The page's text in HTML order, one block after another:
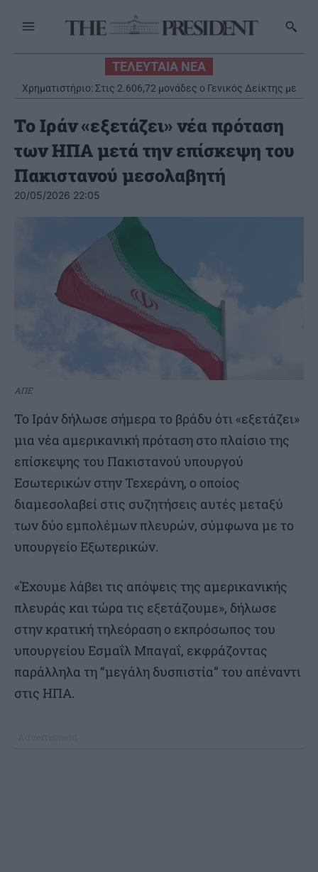
ΤΕΛΕΥΤΑΙΑ ΝΕΑ
Χρηματιστήριο: Στις 2.606,72 μονάδες ο Γενικός Δείκτης με
οριακή πτώση 0,07%
Το Ιράν «εξετάζει» νέα πρόταση
των ΗΠΑ μετά την επίσκεψη του
Πακιστανού μεσολαβητή
20/05/2026 22:05
ΑΠΕ
Το Ιράν δήλωσε σήμερα το βράδυ ότι «εξετάζει»
μια νέα αμερικανική πρόταση στο πλαίσιο της
επίσκεψης του Πακιστανού υπουργού
Εσωτερικών στην Τεχεράνη, ο οποίος
διαμεσολαβεί στις συζητήσεις αυτές μεταξύ
των δύο εμπολέμων πλευρών, σύμφωνα με το
υπουργείο Εξωτερικών.
«Έχουμε λάβει τις απόψεις της αμερικανικής
πλευράς και τώρα τις εξετάζουμε», δήλωσε
στην κρατική τηλεόραση ο εκπρόσωπος του
υπουργείου Εσμαΐλ Μπαγαΐ, εκφράζοντας
παράλληλα τη “μεγάλη δυσπιστία” του απέναντι
στις ΗΠΑ.